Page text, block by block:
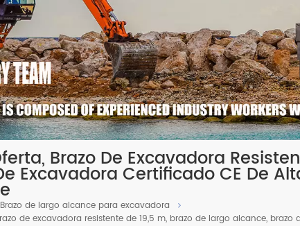
Brazo De Excavadora
Excavadora Certificado CE De
Brazo de largo alcance para excavadora
de excavadora resistente de 19,5 m, brazo de largo alcance,